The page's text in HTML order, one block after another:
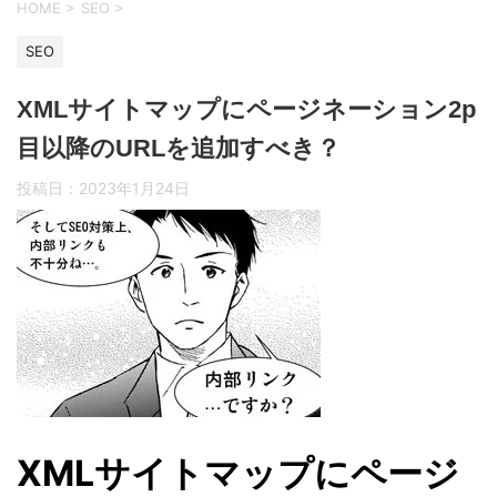
HOME > SEO >
SEO
XMLサイトマップにページネーション2p
目以降のURLを追加すべき？
投稿日： 2023年1月24日
XMLサイトマップにページ